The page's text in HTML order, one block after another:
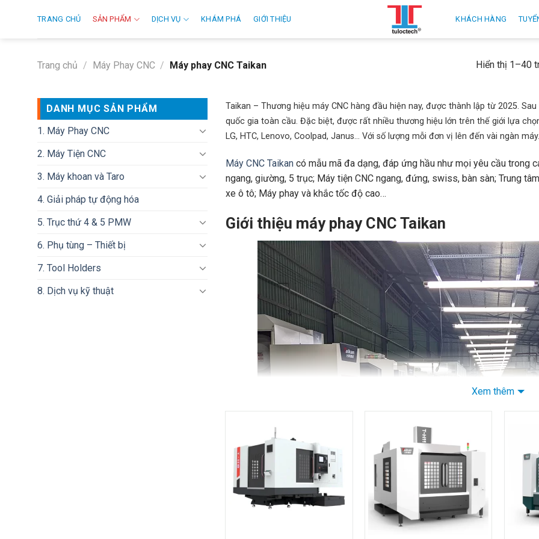
TRANG CHỦ SẢN PHẨM DỊCH VỤ KHÁM PHÁ GIỚI THIỆU KHÁCH HÀNG
Trang chủ / Máy Phay CNC / Máy phay CNC Taikan Hiển thị 1–40
DANH MỤC SẢN PHẨM
1. Máy Phay CNC
2. Máy Tiện CNC
3. Máy khoan và Taro
4. Giải pháp tự động hóa
5. Trục thứ 4 & 5 PMW
6. Phụ tùng – Thiết bị
7. Tool Holders
8. Dịch vụ kỹ thuật
Taikan – Thương hiệu máy CNC hàng đầu hiện nay, được thành lập từ 2025.
quốc gia toàn cầu. Đặc biệt, được rất nhiều thương hiệu lớn trên thế giới lựa
LG, HTC, Lenovo, Coolpad, Janus… Với số lượng mỗi đơn vị lên đến vài ngàn máy.
Máy CNC Taikancó mẫu mã đa dạng, đáp ứng hầu như mọi yêu cầu trong
ngang, giường, 5 trục; Máy tiện CNC ngang, đứng, swiss, bàn sàn; Trung
xe ô tô; Máy phay và khắc tốc độ cao…
Giới thiệu máy phay CNC Taikan
Xem thêm